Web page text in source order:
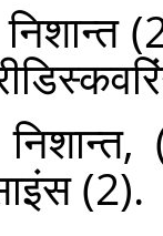
निशान्‍त,
(2).